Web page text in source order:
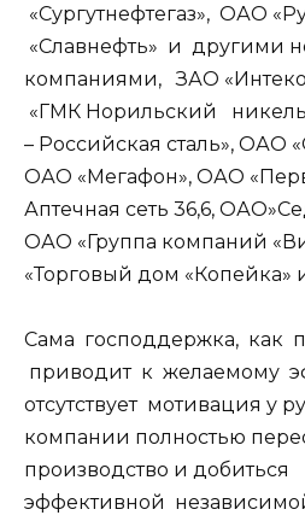
«Сургутнефтегаз», ОАО
«Славнефть» и другими
компаниями, ЗАО
«ГМК Норильский
– Российская сталь», ОАО
ОАО «Мегафон», ОАО
Аптечная сеть 36,6,
ОАО «Группа компаний
«Торговый дом «Копейка»
Сама господдержка, как
приводит к желаемому
отсутствует мотивация у
компании полностью
производство и добиться
эффективной